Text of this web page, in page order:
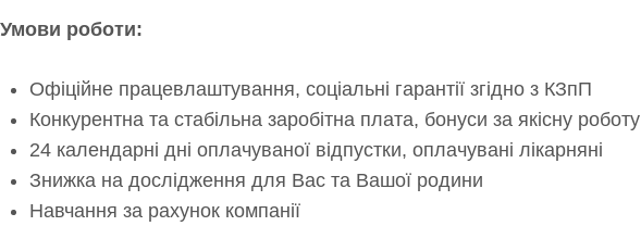
Умови роботи:
Офіційне працевлаштування, соціальні гарантії згідно з КЗпП
Конкурентна та стабільна заробітна плата, бонуси за якісну роботу
24 календарні дні оплачуваної відпустки, оплачувані лікарняні
Знижка на дослідження для Вас та Вашої родини
Навчання за рахунок компанії